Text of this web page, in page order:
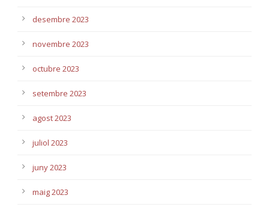
desembre 2023
novembre 2023
octubre 2023
setembre 2023
agost 2023
juliol 2023
juny 2023
maig 2023